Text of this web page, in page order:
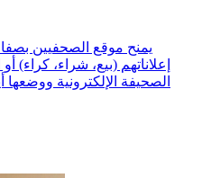
يمنح موقع الصحفيين
إعلاناتهم (بيع، شراء، كراء)
الصحيفة الإلكترونية